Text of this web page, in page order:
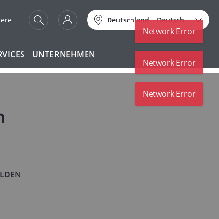
Deutschland|Deutsch
UNTERNEHMEN
Network Error
Network Error
Network Error